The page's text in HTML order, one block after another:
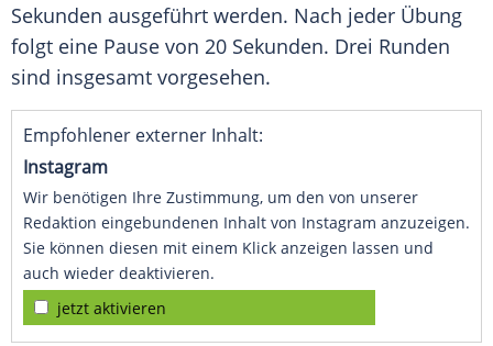
Sekunden ausgeführt werden. Nach jeder Übung
folgt eine Pause von 20 Sekunden. Drei Runden
sind insgesamt vorgesehen.
Empfohlener externer Inhalt:
Instagram
Wir benötigen Ihre Zustimmung, um den von unserer
Redaktion eingebundenen Inhalt von Instagram anzuzeigen.
Sie können diesen mit einem Klick anzeigen lassen und
auch wieder deaktivieren.
jetzt aktivieren